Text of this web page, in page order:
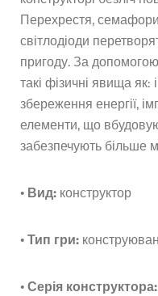
Перехрестя, семафори,
світлодіоди
пригоду. За
такі фізичні явища як:
збереження енергії,
елементи, що
забезпечують більше
• Вид: конструктор
• Тип гри:
• Серія конструктора: